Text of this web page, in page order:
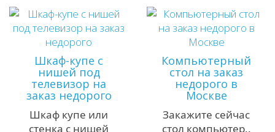
Шкаф-купе с
нишей под
телевизор на
заказ недорого
Шкаф купе или
стенка с нишей
Компьютерный
стол на заказ
недорого в
Москве
Закажите сейчас
стол компьютер..